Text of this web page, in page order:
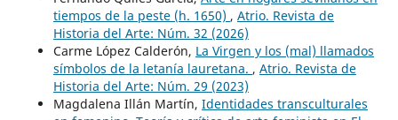
tiempos de la peste (h. 1650) , Atrio. Revista de
Historia del Arte: Núm. 32 (2026)
Carme López Calderón, La Virgen y los (mal) llamados
símbolos de la letanía lauretana. , Atrio. Revista de
Historia del Arte: Núm. 29 (2023)
Magdalena Illán Martín, Identidades transculturales